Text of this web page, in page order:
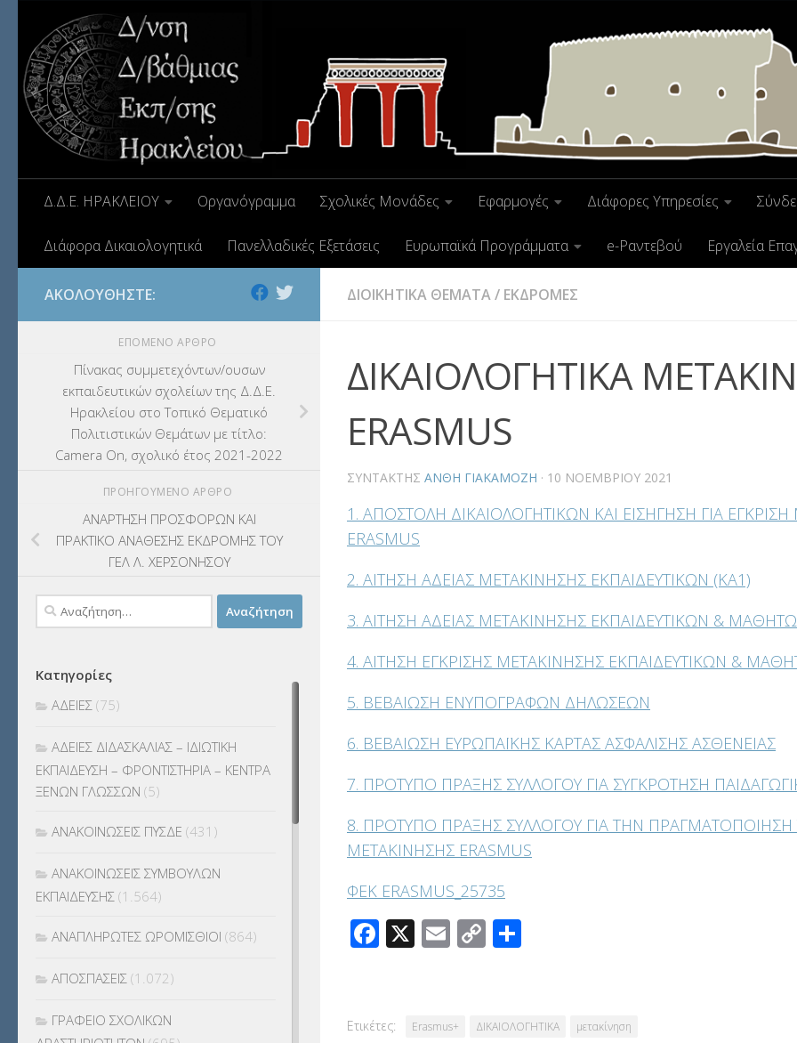
Δ.Δ.Ε. ΗΡΑΚΛΕΙΟΥ Οργανόγραμμα Σχολικές Μονάδες Εφαρμογές Διάφορες Υπηρεσίες
Διάφορα Δικαιολογητικά Πανελλαδικές Εξετάσεις Ευρωπαϊκά Προγράμματα e-Ραντεβού Εργαλεία
ΔΙΟΙΚΗΤΙΚΑ ΘΕΜΑΤΑ/ ΕΚΔΡΟΜΕΣ
ΔΙΚΑΙΟΛΟΓΗΤΙΚΑ
ERASMUS
ΣΥΝΤΆΚΤΗΣ ΑΝΘΗ ΓΙΑΚΑΜΟΖΗ · 10 ΝΟΕΜΒΡΊΟΥ 2021
1. ΑΠΟΣΤΟΛΗ ΔΙΚΑΙΟΛΟΓΗΤΙΚΩΝ ΚΑΙ ΕΙΣΗΓΗΣΗ ΓΙΑ
ERASMUS
2. ΑΙΤΗΣΗ ΑΔΕΙΑΣ ΜΕΤΑΚΙΝΗΣΗΣ ΕΚΠΑΙΔΕΥΤΙΚΩΝ (KA1)
3. ΑΙΤΗΣΗ ΑΔΕΙΑΣ ΜΕΤΑΚΙΝΗΣΗΣ ΕΚΠΑΙΔΕΥΤΙΚΩΝ &
4. ΑΙΤΗΣΗ ΕΓΚΡΙΣΗΣ ΜΕΤΑΚΙΝΗΣΗΣ ΕΚΠΑΙΔΕΥΤΙΚΩΝ &
5. ΒΕΒΑΙΩΣΗ ΕΝΥΠΟΓΡΑΦΩΝ ΔΗΛΩΣΕΩΝ
6. ΒΕΒΑΙΩΣΗ ΕΥΡΩΠΑΪΚΗΣ ΚΑΡΤΑΣ ΑΣΦΑΛΙΣΗΣ ΑΣΘΕΝΕΙΑΣ
7. ΠΡΟΤΥΠΟ ΠΡΑΞΗΣ ΣΥΛΛΟΓΟΥ ΓΙΑ ΣΥΓΚΡΟΤΗΣΗ
8. ΠΡΟΤΥΠΟ ΠΡΑΞΗΣ ΣΥΛΛΟΓΟΥ ΓΙΑ ΤΗΝ ΠΡΑΓΜΑΤΟΠΟΙΗΣΗ
ΜΕΤΑΚΙΝΗΣΗΣ ERASMUS
ΦΕΚ ERASMUS_25735
Facebook
X Email
Copy
Ετικέτες: Erasmus+ ΔΙΚΑΙΟΛΟΓΗΤΙΚΑ μετακίνηση
ΑΚΟΛΟΥΘΉΣΤΕ:
ΕΠΌΜΕΝΟ ΆΡΘΡΟ
Πίνακας συμμετεχόντων/ουσων
εκπαιδευτικών σχολείων της Δ.Δ.Ε.
Ηρακλείου στο Τοπικό Θεματικό
Πολιτιστικών Θεμάτων με τίτλο:
Camera On, σχολικό έτος 2021-2022
ΠΡΟΗΓΟΎΜΕΝΟ ΆΡΘΡΟ
ΑΝΑΡΤΗΣΗ ΠΡΟΣΦΟΡΩΝ ΚΑΙ
ΠΡΑΚΤΙΚΟ ΑΝΑΘΕΣΗΣ ΕΚΔΡΟΜΗΣ ΤΟΥ
ΓΕΛ Λ. ΧΕΡΣΟΝΗΣΟΥ
Αναζήτηση
για:
Κατηγορίες
ΑΔΕΙΕΣ (75)
ΑΔΕΙΕΣ ΔΙΔΑΣΚΑΛΙΑΣ – ΙΔΙΩΤΙΚΗ
ΕΚΠΑΙΔΕΥΣΗ – ΦΡΟΝΤΙΣΤΗΡΙΑ – ΚΕΝΤΡΑ
ΞΕΝΩΝ ΓΛΩΣΣΩΝ (5)
ΑΝΑΚΟΙΝΩΣΕΙΣ ΠΥΣΔΕ (431)
ΑΝΑΚΟΙΝΩΣΕΙΣ ΣΥΜΒΟΥΛΩΝ
ΕΚΠΑΙΔΕΥΣΗΣ (1.564)
ΑΝΑΠΛΗΡΩΤΕΣ ΩΡΟΜΙΣΘΙΟΙ (864)
ΑΠΟΣΠΑΣΕΙΣ (1.072)
ΓΡΑΦΕΙΟ ΣΧΟΛΙΚΩΝ